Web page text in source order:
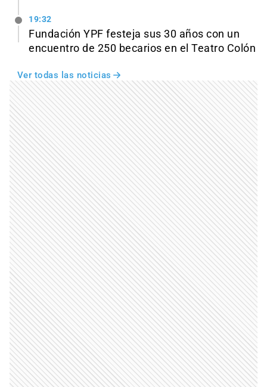
19:32
Fundación YPF festeja sus 30 años con un
encuentro de 250 becarios en el Teatro Colón
Ver todas las noticias